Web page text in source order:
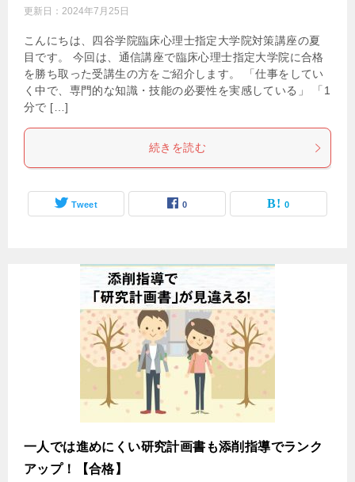
更新日： 2024年7月25日
こんにちは、四谷学院臨床心理士指定大学院対策講座の夏
目です。 今回は、通信講座で臨床心理士指定大学院に合格
を勝ち取った受講生の方をご紹介します。 「仕事をしてい
く中で、専門的な知識・技能の必要性を実感している」 「1
分で […]
続きを読む
Tweet 0 0
一人では進めにくい研究計画書も添削指導でランク
アップ！【合格】